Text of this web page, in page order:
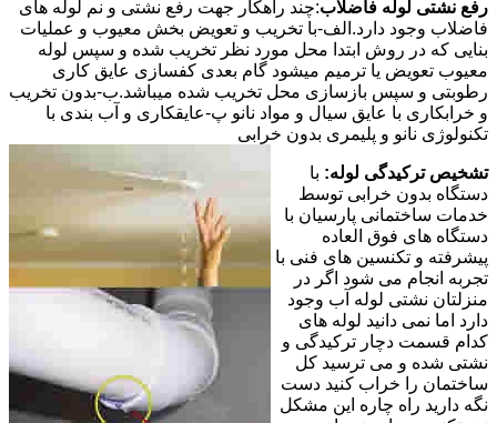
رفع نشتی لوله فاضلاب:چند راهکار جهت رفع نشتی و نم لوله های
فاضلاب وجود دارد.الف-با تخریب و تعویض بخش معیوب و عملیات
بنایی که در روش ابتدا محل مورد نظر تخریب شده و سپس لوله
معیوب تعویض یا ترمیم میشود گام بعدی کفسازی عایق کاری
رطوبتی و سپس بازسازی محل تخریب شده میباشد.ب-بدون تخریب
و خرابکاری با عایق سیال و مواد نانو پ-عایقکاری و آب بندی با
تکنولوژی نانو و پلیمری بدون خرابی
تشخیص ترکیدگی لوله: با
دستگاه بدون خرابی توسط
خدمات ساختمانی پارسیان با
دستگاه های فوق العاده
پیشرفته و تکنسین های فنی با
تجربه انجام می شود اگر در
منزلتان نشتی لوله آب وجود
دارد اما نمی دانید لوله های
کدام قسمت دچار ترکیدگی و
نشتی شده و می ترسید کل
ساختمان را خراب کنید دست
نگه دارید راه چاره این مشکل